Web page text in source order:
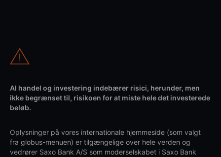
Al handel og investering indebærer risici, herunder, men
ikke begrænset til, risikoen for at miste hele det investerede
beløb.
Oplysninger på vores internationale hjemmeside (som valgt
fra globus-menuen) er tilgængelige over hele verden og
vedrører Saxo Bank A/S som moderselskabet i Saxo Bank